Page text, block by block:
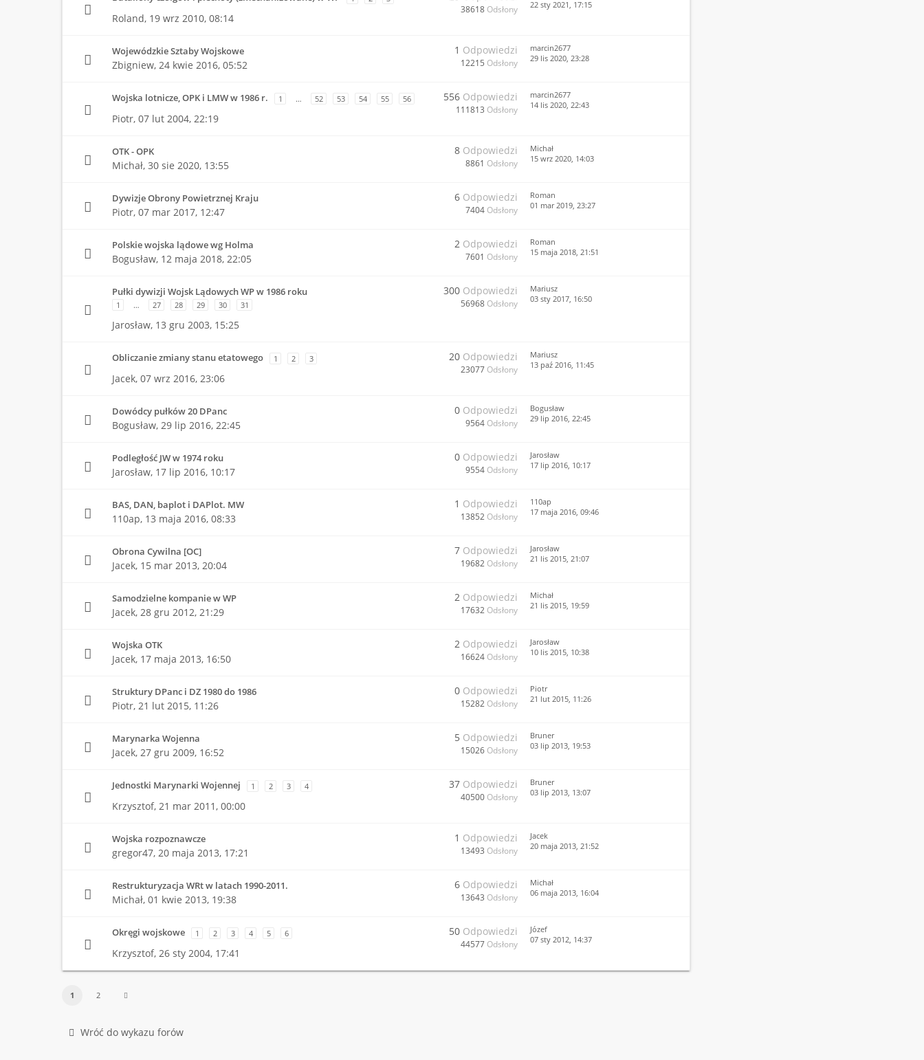
Roland, 19 wrz 2010, 08:14
38618 Odsłony
22 sty 2021, 17:15
Wojewódzkie Sztaby Wojskowe
Zbigniew, 24 kwie 2016, 05:52
1 Odpowiedzi
12215 Odsłony
marcin2677
29 lis 2020, 23:28
Wojska lotnicze, OPK i LMW w 1986 r. 1 … 52 53 54 55 56
Piotr, 07 lut 2004, 22:19
556 Odpowiedzi
111813 Odsłony
marcin2677
14 lis 2020, 22:43
OTK - OPK
Michał, 30 sie 2020, 13:55
8 Odpowiedzi
8861 Odsłony
Michał
15 wrz 2020, 14:03
Dywizje Obrony Powietrznej Kraju
Piotr, 07 mar 2017, 12:47
6 Odpowiedzi
7404 Odsłony
Roman
01 mar 2019, 23:27
Polskie wojska lądowe wg Holma
Bogusław, 12 maja 2018, 22:05
2 Odpowiedzi
7601 Odsłony
Roman
15 maja 2018, 21:51
Pułki dywizji Wojsk Lądowych WP w 1986 roku
1 … 27 28 29 30 31
Jarosław, 13 gru 2003, 15:25
300 Odpowiedzi
56968 Odsłony
Mariusz
03 sty 2017, 16:50
Obliczanie zmiany stanu etatowego 1 2 3
Jacek, 07 wrz 2016, 23:06
20 Odpowiedzi
23077 Odsłony
Mariusz
13 paź 2016, 11:45
Dowódcy pułków 20 DPanc
Bogusław, 29 lip 2016, 22:45
0 Odpowiedzi
9564 Odsłony
Bogusław
29 lip 2016, 22:45
Podległość JW w 1974 roku
Jarosław, 17 lip 2016, 10:17
0 Odpowiedzi
9554 Odsłony
Jarosław
17 lip 2016, 10:17
BAS, DAN, baplot i DAPlot. MW
110ap, 13 maja 2016, 08:33
1 Odpowiedzi
13852 Odsłony
110ap
17 maja 2016, 09:46
Obrona Cywilna [OC]
Jacek, 15 mar 2013, 20:04
7 Odpowiedzi
19682 Odsłony
Jarosław
21 lis 2015, 21:07
Samodzielne kompanie w WP
Jacek, 28 gru 2012, 21:29
2 Odpowiedzi
17632 Odsłony
Michał
21 lis 2015, 19:59
Wojska OTK
Jacek, 17 maja 2013, 16:50
2 Odpowiedzi
16624 Odsłony
Jarosław
10 lis 2015, 10:38
Struktury DPanc i DZ 1980 do 1986
Piotr, 21 lut 2015, 11:26
0 Odpowiedzi
15282 Odsłony
Piotr
21 lut 2015, 11:26
Marynarka Wojenna
Jacek, 27 gru 2009, 16:52
5 Odpowiedzi
15026 Odsłony
Bruner
03 lip 2013, 19:53
Jednostki Marynarki Wojennej 1 2 3 4
Krzysztof, 21 mar 2011, 00:00
37 Odpowiedzi
40500 Odsłony
Bruner
03 lip 2013, 13:07
Wojska rozpoznawcze
gregor47, 20 maja 2013, 17:21
1 Odpowiedzi
13493 Odsłony
Jacek
20 maja 2013, 21:52
Restrukturyzacja WRt w latach 1990-2011.
Michał, 01 kwie 2013, 19:38
6 Odpowiedzi
13643 Odsłony
Michał
06 maja 2013, 16:04
Okręgi wojskowe 1 2 3 4 5 6
Krzysztof, 26 sty 2004, 17:41
50 Odpowiedzi
44577 Odsłony
Józef
07 sty 2012, 14:37
1 2
Wróć do wykazu forów